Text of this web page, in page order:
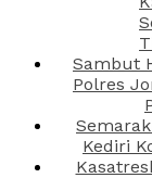
Sambut
Polres
Kediri